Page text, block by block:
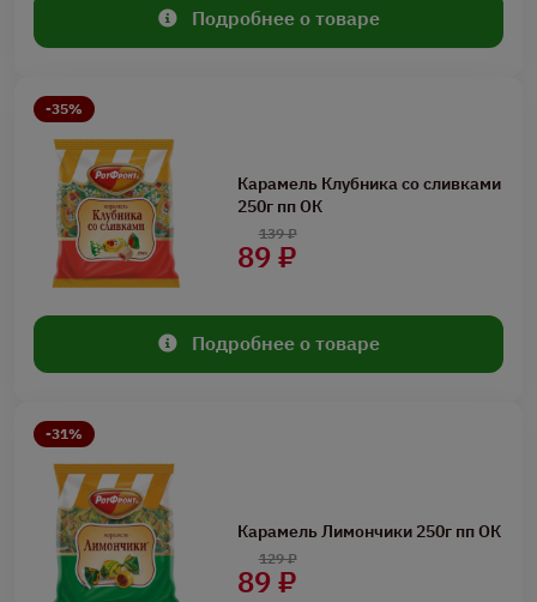
Подробнее о товаре
-35%
Карамель Клубника со сливками
250г пп ОК
89 ₽
139 ₽
Подробнее о товаре
-31%
Карамель Лимончики 250г пп ОК
89 ₽
129 ₽